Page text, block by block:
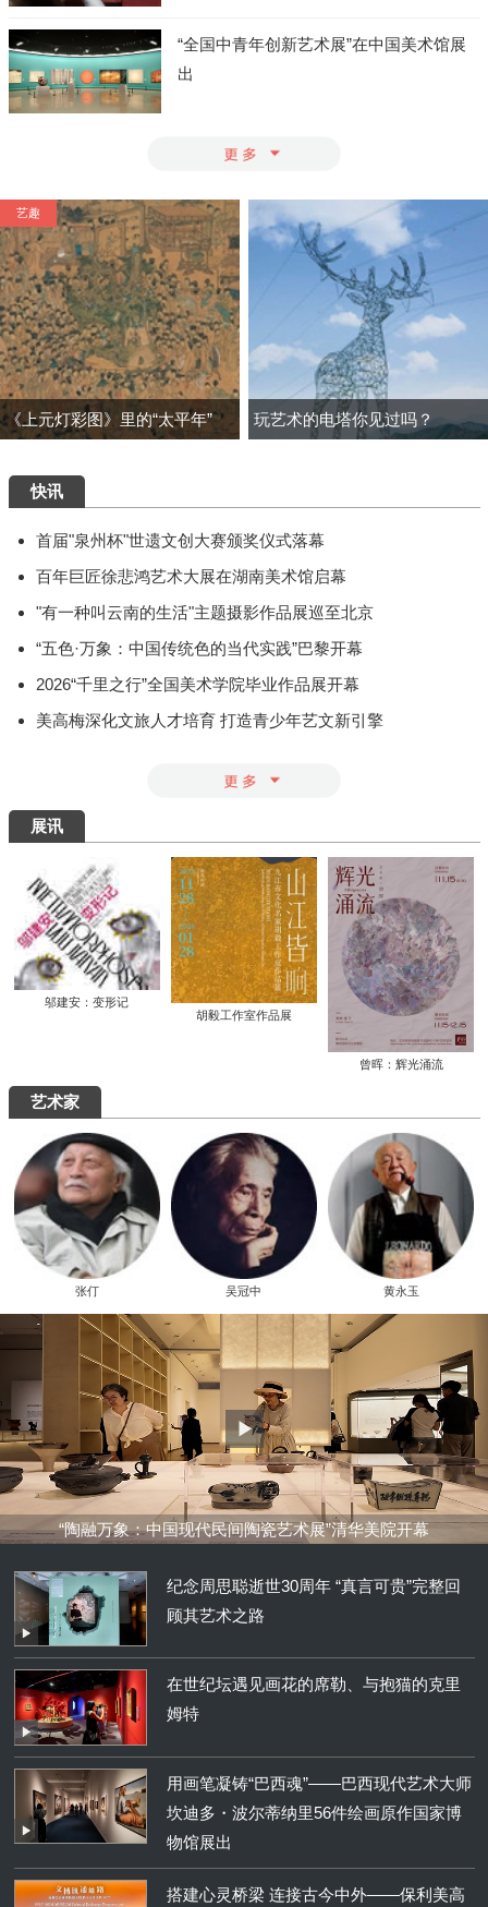
“全国中青年创新艺术展”在中国美术馆展
出
《上元灯彩图》里的“太平年” 玩艺术的电塔你见过吗？
艺趣
快讯
首届"泉州杯"世遗文创大赛颁奖仪式落幕
百年巨匠徐悲鸿艺术大展在湖南美术馆启幕
"有一种叫云南的生活"主题摄影作品展巡至北京
“五色·万象：中国传统色的当代实践”巴黎开幕
2026“千里之行”全国美术学院毕业作品展开幕
美高梅深化文旅人才培育 打造青少年艺文新引擎
展讯
邬建安：变形记
胡毅工作室作品展
曾晖：辉光涌流
艺术家
张仃 吴冠中 黄永玉
“陶融万象：中国现代民间陶瓷艺术展”清华美院开幕
纪念周思聪逝世30周年 “真言可贵”完整回
顾其艺术之路
在世纪坛遇见画花的席勒、与抱猫的克里
姆特
用画笔凝铸“巴西魂”——巴西现代艺术大师
坎迪多・波尔蒂纳里56件绘画原作国家博
物馆展出
搭建心灵桥梁 连接古今中外——保利美高